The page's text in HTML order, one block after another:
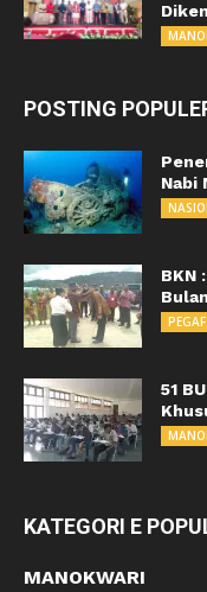
POSTING
Nabi
BKN
PEGAF
51
KATEGORI E
MANOKWARI